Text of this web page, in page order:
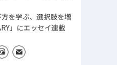
を学ぶ、選択肢を増
」にエッセイ連載